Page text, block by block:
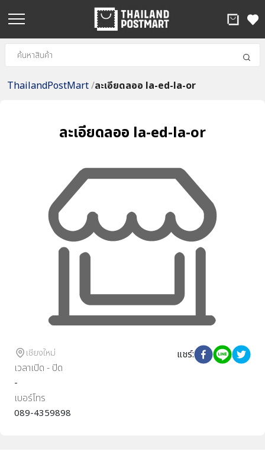
ThailandPostMart/ละเอียดลออ la-ed-la-or
ละเอียดลออ la-ed-la-or
เชียงใหม่
เวลาเปิด - ปิด
-
เบอร์โทร
089-4359898
แชร์: